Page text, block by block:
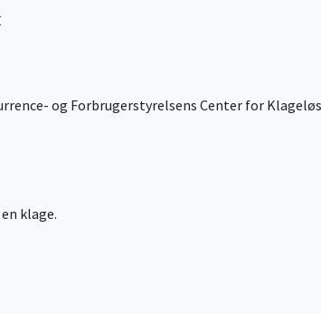
og Forbrugerstyrelsens Center for
klage.